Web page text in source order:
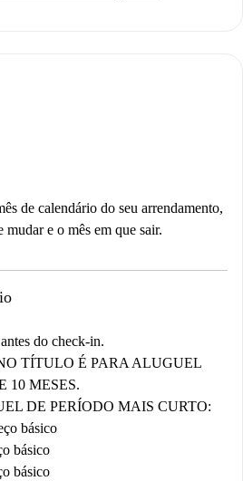
de calendário do seu arrendamento,
e o mês em que sair.
do check-in.
TÍTULO É PARA ALUGUEL
10 MESES.
DE PERÍODO MAIS CURTO:
básico
básico
básico